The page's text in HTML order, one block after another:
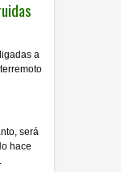
a
será
hace